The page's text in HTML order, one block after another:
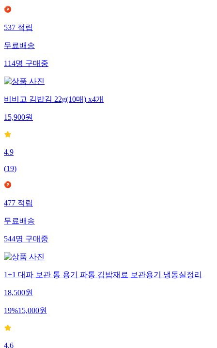
537적립
무료배송
114명구매중
비비고 김밥김 22g(10매) x4개
15,900원
4.9
(19)
477적립
무료배송
544명구매중
1+1 대파 보관 통 용기 파통 김밥재료 보관용기 냉동실정리
18,500원
19%15,000원